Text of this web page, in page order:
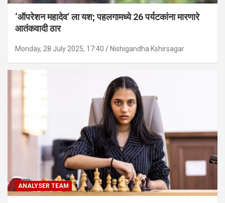
‘ऑपरेशन महादेव’ ला यश; पहलगामध्ये 26 पर्यटकांना मारणारे
आतंकवादी ठार
Monday, 28 July 2025, 17:40 Nishigandha Kshirsagar
ANALYSER TEAM